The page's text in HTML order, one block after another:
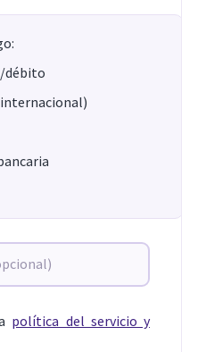
débito
política del servicio y